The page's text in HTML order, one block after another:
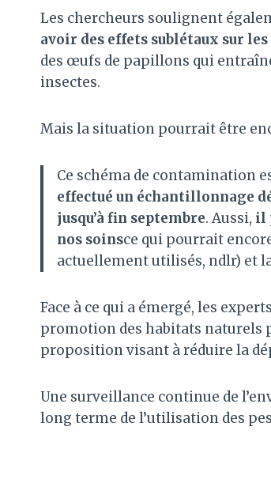
Les chercheurs soulignent
avoir des effets sublétaux sur
des œufs de papillons qui
insectes.
Mais la situation pourrait être
Ce schéma de contamination
effectué un échantillonnage
jusqu’à fin septembre. Aussi, il
nos soinsce qui pourrait
actuellement utilisés, ndlr) et
Face à ce qui a émergé, les
promotion des habitats naturels
proposition visant à réduire la
Une surveillance continue de
long terme de l’utilisation des